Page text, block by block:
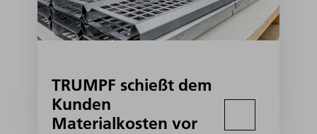
TRUMPF schießt dem
Kunden
Materialkosten vor